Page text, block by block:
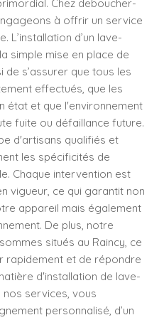
Chez deboucher-
à offrir un service
L’installation d’un lave-
simple mise en place de
de s’assurer que tous les
effectués, que les
état et que l'environnement
fuite ou défaillance future.
d'artisans qualifiés et
les spécificités de
Chaque intervention est
vigueur, ce qui garantit non
appareil mais également
De plus, notre
situés au Raincy, ce
rapidement et de répondre
d'installation de lave-
nos services, vous
personnalisé, d’un